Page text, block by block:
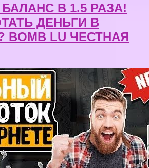
В 1.5 РАЗА!
ДЕНЬГИ В
BOMB LU ЧЕСТНАЯ